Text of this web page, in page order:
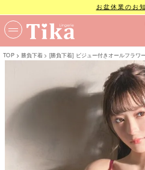
お盆休業のお
TOP 勝負下着 [勝負下着] ビジュー付きオールフラワ